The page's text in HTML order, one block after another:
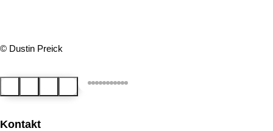
© Dustin Preick
Fortsetzen
Weiter
Kontakt